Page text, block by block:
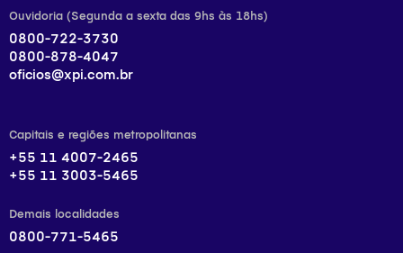
Ouvidoria (Segunda a sexta das 9hs às 18hs)
0800-722-3730
0800-878-4047
oficios@xpi.com.br
Capitais e regiões metropolitanas
+55 11 4007-2465
+55 11 3003-5465
Demais localidades
0800-771-5465